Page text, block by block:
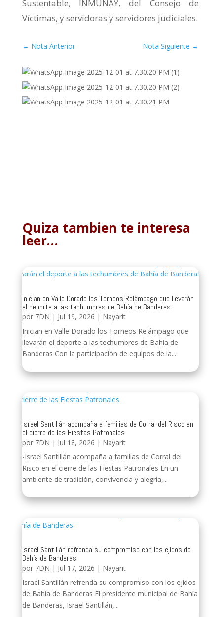
Sustentable, INMUNAY, del Consejo de
Víctimas, y servidoras y servidores judiciales.
← Nota Anterior Nota Siguiente →
Quiza tambien te interesa
leer…
Inician en Valle Dorado los Torneos Relámpago que llevarán
el deporte a las techumbres de Bahía de Banderas
por 7DN | Jul 19, 2026 | Nayarit
Inician en Valle Dorado los Torneos Relámpago que
llevarán el deporte a las techumbres de Bahía de
Banderas Con la participación de equipos de la...
Israel Santillán acompaña a familias de Corral del Risco en
el cierre de las Fiestas Patronales
por 7DN | Jul 18, 2026 | Nayarit
-Israel Santillán acompaña a familias de Corral del
Risco en el cierre de las Fiestas Patronales En un
ambiente de tradición, convivencia y alegría,...
Israel Santillán refrenda su compromiso con los ejidos de
Bahía de Banderas
por 7DN | Jul 17, 2026 | Nayarit
Israel Santillán refrenda su compromiso con los ejidos
de Bahía de Banderas El presidente municipal de Bahía
de Banderas, Israel Santillán,...